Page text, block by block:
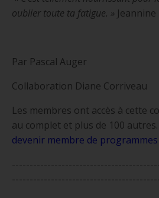
oublier toute ta fatigue. » Jeannine
Par Pascal Auger
Collaboration Diane Corriveau
Les membres ont accès à cette
au complet et plus de 100 autres.
devenir membre de